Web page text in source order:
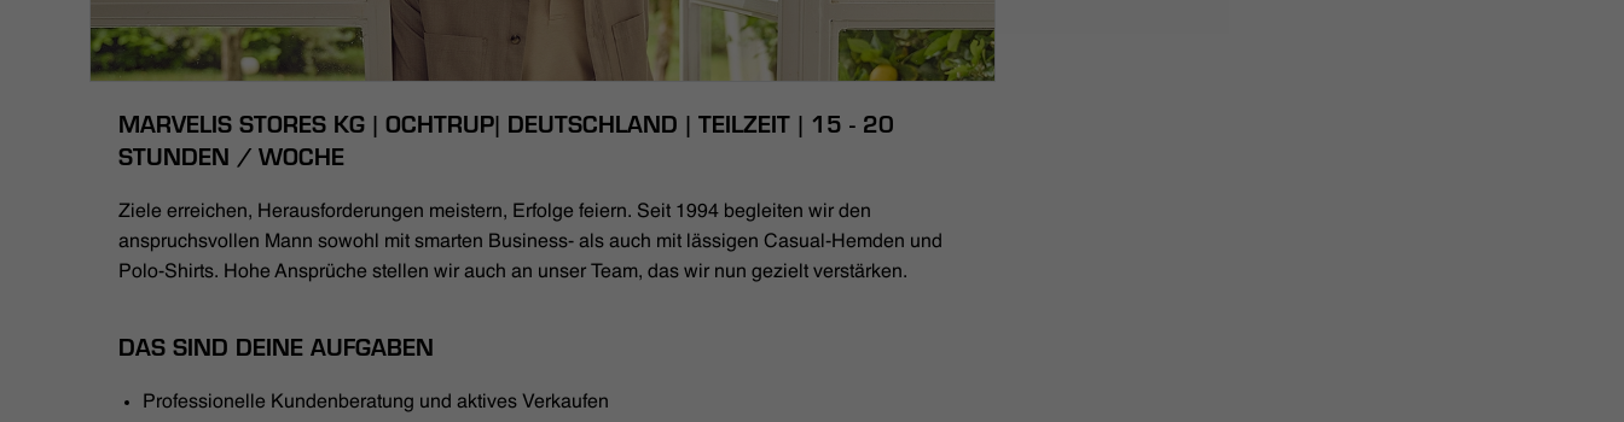
MARVELIS STORES KG | OCHTRUP| DEUTSCHLAND | TEILZEIT | 15 - 20
STUNDEN / WOCHE
Ziele erreichen, Herausforderungen meistern, Erfolge feiern. Seit 1994 begleiten wir den
anspruchsvollen Mann sowohl mit smarten Business- als auch mit lässigen Casual-Hemden und
Polo-Shirts. Hohe Ansprüche stellen wir auch an unser Team, das wir nun gezielt verstärken.
DAS SIND DEINE AUFGABEN
Professionelle Kundenberatung und aktives Verkaufen